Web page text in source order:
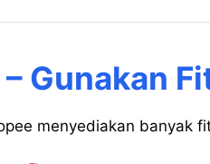
Gunakan
menyediakan banyak